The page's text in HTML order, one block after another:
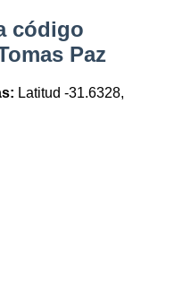
código
Paz
Latitud -31.6328,